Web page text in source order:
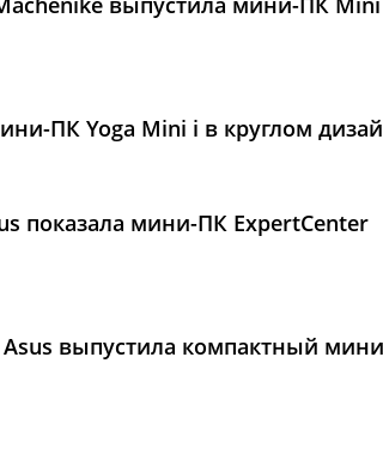
ПК Yoga Mini i в круглом
показала мини-ПК ExpertCenter
Asus выпустила компактный